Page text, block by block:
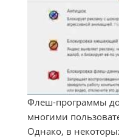
Флеш-программы
многими
Однако, в